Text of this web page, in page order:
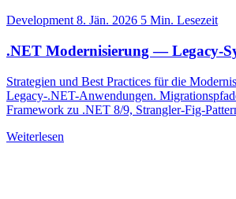
Development 8. Jän. 2026 5 Min. Lesezeit
.NET Modernisierung — Legacy-
Strategien und Best Practices für die
Legacy-.NET-Anwendungen.
Framework zu .NET 8/9, Strangler-Fig-
Weiterlesen